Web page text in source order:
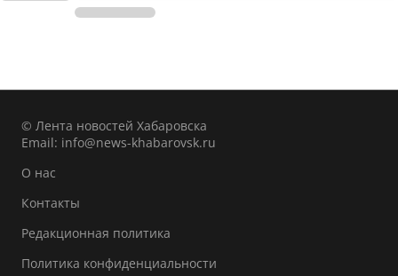
© Лента новостей Хабаровска
Email: info@news-khabarovsk.ru
О нас
Контакты
Редакционная политика
Политика конфиденциальности